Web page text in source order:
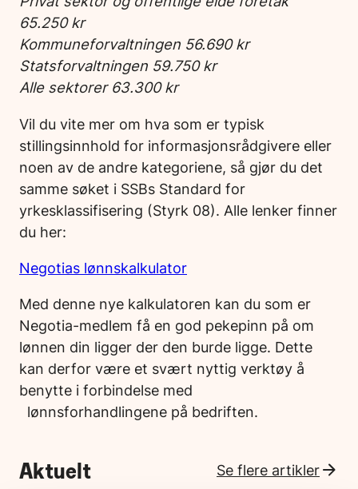
65.250 kr
Kommuneforvaltningen 56.690 kr
Statsforvaltningen 59.750 kr
Alle sektorer 63.300 kr
Vil du vite mer om hva som er typisk
stillingsinnhold for informasjonsrådgivere eller
noen av de andre kategoriene, så gjør du det
samme søket i SSBs Standard for
yrkesklassifisering (Styrk 08). Alle lenker finner
du her:
Negotias lønnskalkulator
Med denne nye kalkulatoren kan du som er
Negotia-medlem få en god pekepinn på om
lønnen din ligger der den burde ligge. Dette
kan derfor være et svært nyttig verktøy å
benytte i forbindelse med
lønnsforhandlingene på bedriften.
Aktuelt Se flere artikler